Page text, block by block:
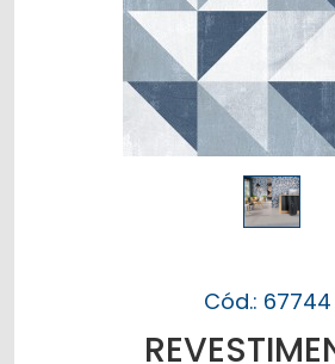
Cód.: 67744